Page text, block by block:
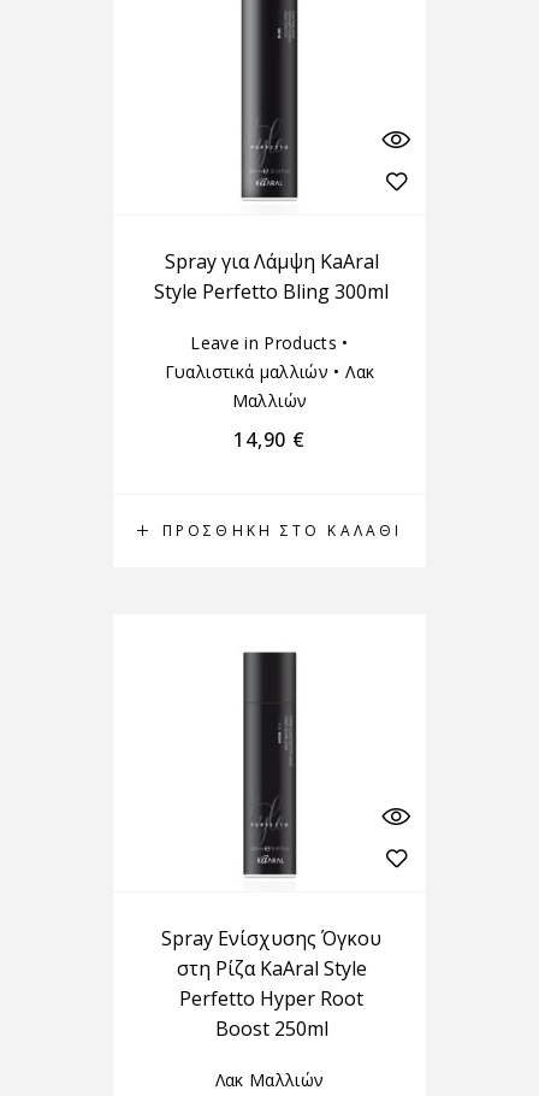
ΠΡΟΣΘΉΚΗ ΣΤΟ ΚΑΛΆΘΙ
Spray για Λάμψη KaAral
Style Perfetto Bling 300ml
Leave in Products •
Γυαλιστικά μαλλιών •Λακ
Μαλλιών
14,90 €
Spray Ενίσχυσης Όγκου
στη Ρίζα KaAral Style
Perfetto Hyper Root
Boost 250ml
Λακ Μαλλιών